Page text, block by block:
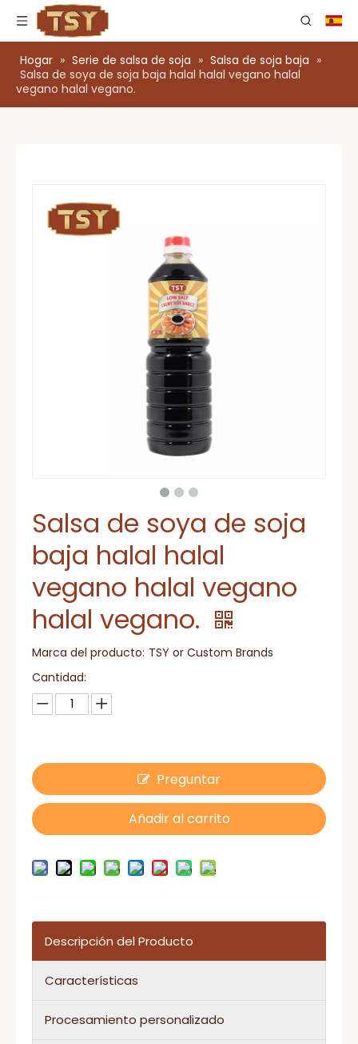
Hogar » Serie de salsa de soja » Salsa de soja baja »
Salsa de soya de soja baja halal halal vegano halal
vegano halal vegano.
Salsa de soya de soja
baja halal halal
vegano halal vegano
halal vegano.
Marca del producto: TSY or Custom Brands
Cantidad:
Preguntar
Añadir al carrito
Descripción del Producto
Características
Procesamiento personalizado